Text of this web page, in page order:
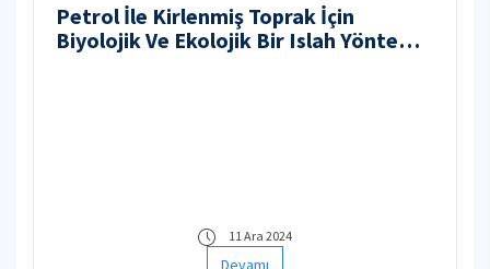
Petrol İle Kirlenmiş Toprak İçin
Biyolojik Ve Ekolojik Bir Islah Yöntemi
11 Ara 2024
Devamı